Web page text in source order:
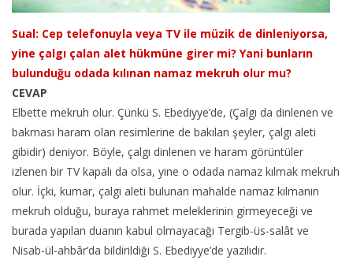
Sual: Cep telefonuyla veya TV ile müzik de dinleniyorsa,
yine çalgı çalan alet hükmüne girer mi? Yani bunların
bulunduğu odada kılınan namaz mekruh olur mu?
CEVAP
Elbette mekruh olur. Çünkü S. Ebediyye’de, (Çalgı da dinlenen ve
bakması haram olan resimlerine de bakılan şeyler, çalgı aleti
gibidir) deniyor. Böyle, çalgı dinlenen ve haram görüntüler
izlenen bir TV kapalı da olsa, yine o odada namaz kılmak mekruh
olur. İçki, kumar, çalgı aleti bulunan mahalde namaz kılmanın
mekruh olduğu, buraya rahmet meleklerinin girmeyeceği ve
burada yapılan duanın kabul olmayacağı Tergib-üs-salât ve
Nisab-ül-ahbâr’da bildirildiği S. Ebediyye’de yazılıdır.